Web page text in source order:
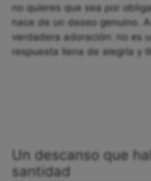
no quieres que sea por
nace de un deseo genuino.
verdadera adoración: no es
respuesta llena de alegría y
Un descanso que
santidad